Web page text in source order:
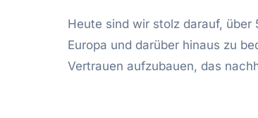
Heute sind wir stolz darauf,
Europa und darüber hinaus zu
Vertrauen aufzubauen, das